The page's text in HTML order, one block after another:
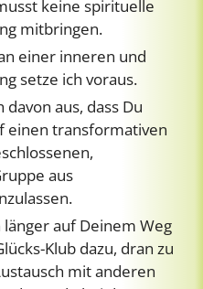
keine spirituelle
mitbringen.
einer inneren und
setze ich voraus.
davon aus, dass Du
einen transformativen
aus
auf Deinem Weg
Klub dazu, dran zu
mit anderen